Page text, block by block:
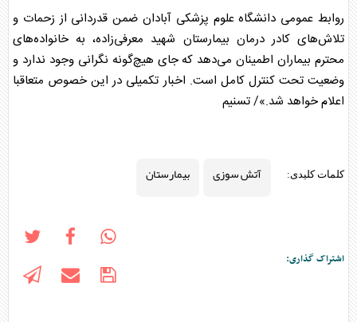
روابط عمومی دانشگاه علوم پزشکی آبادان ضمن قدردانی از زحمات و
تلاش‌های کادر درمان بیمارستان شهید معرفی‌زاده، به خانواده‌های
محترم بیماران اطمینان می‌دهد که جای هیچ‌گونه نگرانی وجود ندارد و
وضعیت تحت کنترل کامل است. اخبار تکمیلی در این خصوص متعاقبا
اعلام خواهد شد.»/ تسنیم
کلمات کلیدی: آتش سوزی بیمارستان
اشتراک گذاری: